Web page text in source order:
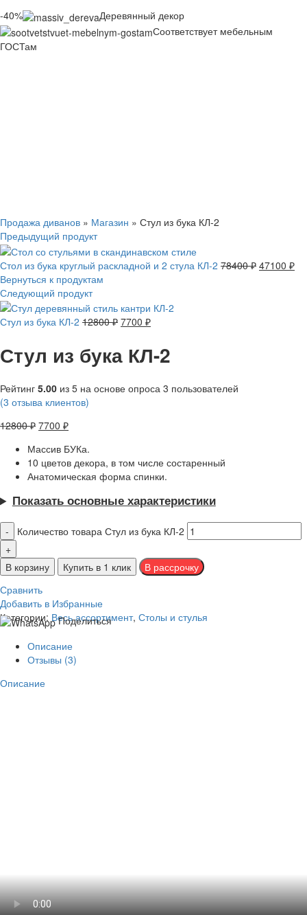
-40%
Деревянный декор
Соответствует мебельным
ГОСТам
Продажа диванов » Магазин » Стул из бука КЛ-2
Предыдущий продукт
Стол из бука круглый раскладной и 2 стула КЛ-2 78400₽ 47100 ₽
Вернуться к продуктам
Следующий продукт
Стул из бука КЛ-2 12800₽ 7700 ₽
Стул из бука КЛ-2
Рейтинг 5.00 из 5 на основе опроса 3 пользователей
(3 отзыва клиентов)
12800₽ 7700 ₽
Массив БУКа.
10 цветов декора, в том числе состаренный
Анатомическая форма спинки.
Показать основные характеристики
Количество товара Стул из бука КЛ-2
В корзину
Купить в 1 клик
Сравнить
Добавить в Избранные
Категории: Весь ассортимент, Столы и стулья
Поделиться
Описание
Отзывы (3)
Описание